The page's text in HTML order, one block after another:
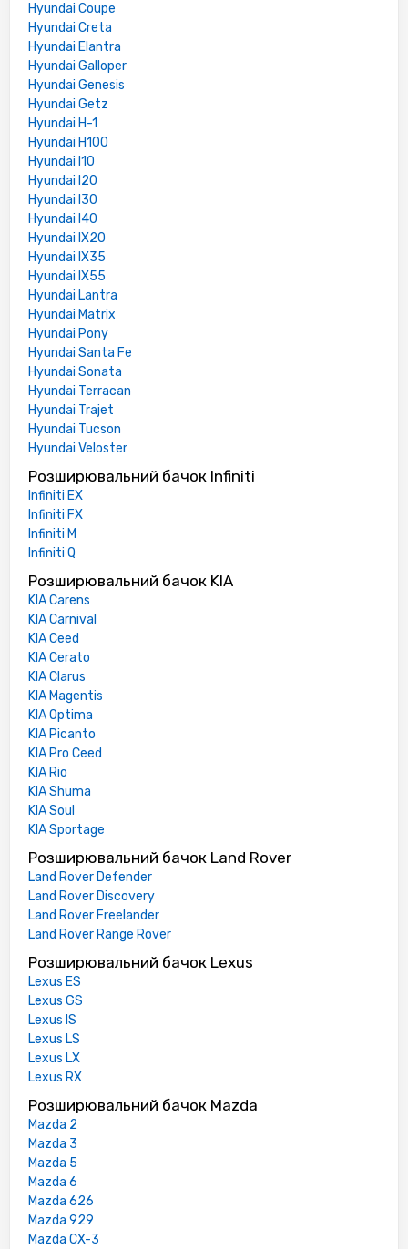
Hyundai Coupe
Hyundai Creta
Hyundai Elantra
Hyundai Galloper
Hyundai Genesis
Hyundai Getz
Hyundai H-1
Hyundai H100
Hyundai I10
Hyundai I20
Hyundai I30
Hyundai I40
Hyundai IX20
Hyundai IX35
Hyundai IX55
Hyundai Lantra
Hyundai Matrix
Hyundai Pony
Hyundai Santa Fe
Hyundai Sonata
Hyundai Terracan
Hyundai Trajet
Hyundai Tucson
Hyundai Veloster
Розширювальний бачок Infiniti
Infiniti EX
Infiniti FX
Infiniti M
Infiniti Q
Розширювальний бачок KIA
KIA Carens
KIA Carnival
KIA Ceed
KIA Cerato
KIA Clarus
KIA Magentis
KIA Optima
KIA Picanto
KIA Pro Ceed
KIA Rio
KIA Shuma
KIA Soul
KIA Sportage
Розширювальний бачок Land Rover
Land Rover Defender
Land Rover Discovery
Land Rover Freelander
Land Rover Range Rover
Розширювальний бачок Lexus
Lexus ES
Lexus GS
Lexus IS
Lexus LS
Lexus LX
Lexus RX
Розширювальний бачок Mazda
Mazda 2
Mazda 3
Mazda 5
Mazda 6
Mazda 626
Mazda 929
Mazda CX-3